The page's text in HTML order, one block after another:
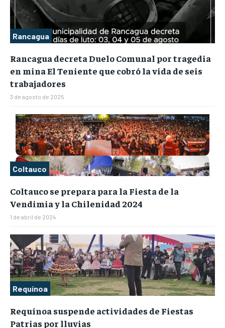
Rancagua
Rancagua decreta Duelo Comunal por tragedia
en mina El Teniente que cobró la vida de seis
trabajadores
3 de agosto de 2025
Coltauco
Coltauco se prepara para la Fiesta de la
Vendimia y la Chilenidad 2024
1 de abril de 2024
Requínoa
Requínoa suspende actividades de Fiestas
Patrias por lluvias